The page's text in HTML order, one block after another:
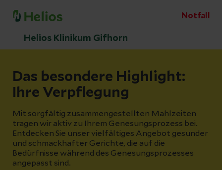
Notfall
Helios Klinikum Gifhorn
Das besondere Highlight:
Ihre Verpflegung
Mit sorgfältig zusammengestellten Mahlzeiten
tragen wir aktiv zu Ihrem Genesungsprozess bei.
Entdecken Sie unser vielfältiges Angebot gesunder
und schmackhafter Gerichte, die auf die
Bedürfnisse während des Genesungsprozesses
angepasst sind.